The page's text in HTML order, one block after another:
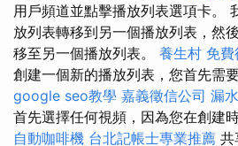
用戶頻道並點擊播放列表選項卡。
放列表轉移到另一個播放列表，然
移至另一個播放列表。 養生村 免
創建一個新的播放列表，您首先需
google seo教學 嘉義徵信公司 漏
首先選擇任何視頻，因為您在創建
自動咖啡機 台北記帳士專業推薦 共